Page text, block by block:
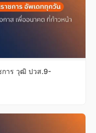
การ วุฒิ ปวส.9-